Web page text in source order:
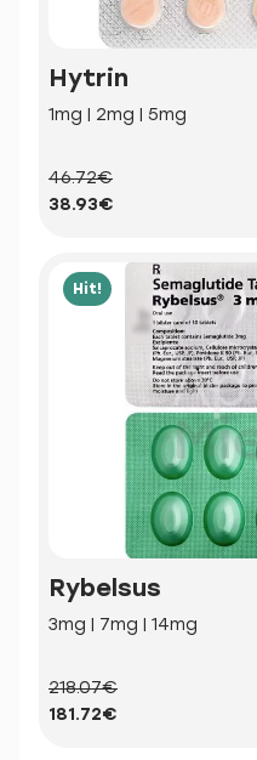
Hytrin
1mg | 2mg | 5mg
46.72€
38.93€
Hit!
Rybelsus
3mg | 7mg | 14mg
218.07€
181.72€